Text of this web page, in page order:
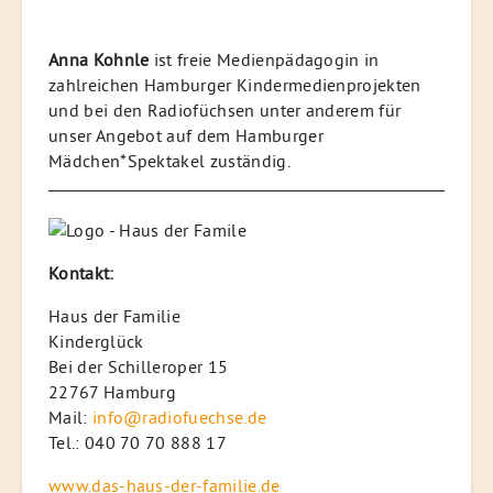
Anna Kohnle ist freie Medienpädagogin in
zahlreichen Hamburger Kindermedienprojekten
und bei den Radiofüchsen unter anderem für
unser Angebot auf dem Hamburger
Mädchen*Spektakel zuständig.
Kontakt:
Haus der Familie
Kinderglück
Bei der Schilleroper 15
22767 Hamburg
Mail: info@radiofuechse.de
Tel.: 040 70 70 888 17
www.das-haus-der-familie.de